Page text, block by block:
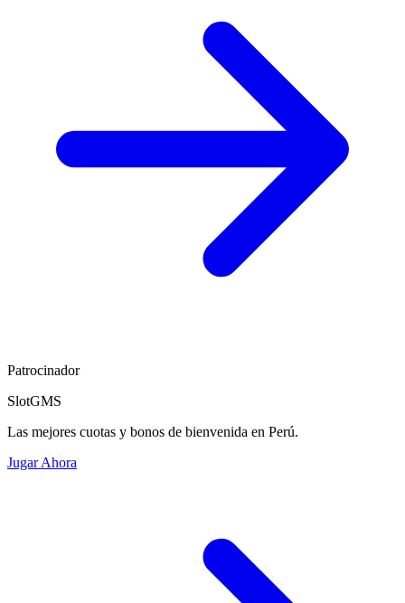
Patrocinador
SlotGMS
Las mejores cuotas y bonos de bienvenida en Perú.
Jugar Ahora